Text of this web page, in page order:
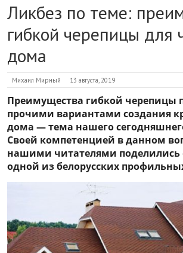
Ликбез по теме:
гибкой черепицы для
дома
Михаил Мирный 13 августа, 2019
Преимущества гибкой черепицы
прочими вариантами создания
дома — тема нашего
Своей компетенцией в данном
нашими читателями поделились
одной из белорусских